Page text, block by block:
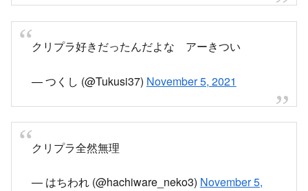
クリプラ好きだったんだよな アーきつい
— つくし (@Tukusi37) November 5, 2021
クリプラ全然無理
— はちわれ (@hachiware_neko3) November 5,